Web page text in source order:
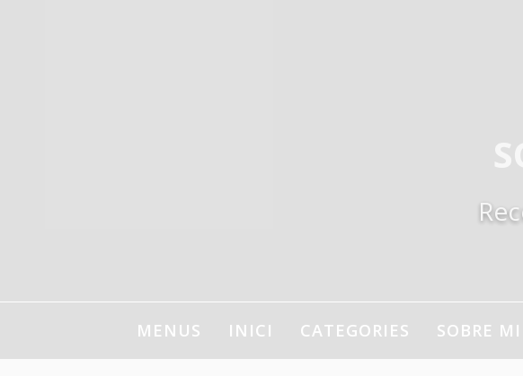
MENUS INICI CATEGORIES SOBRE MI